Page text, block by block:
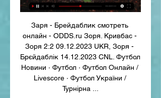
Заря - Брейдаблик смотреть
онлайн - ODDS.ru Зоря. Кривбас -
Зоря 2:2 09.12.2023 UKR, Зоря -
Брєйдаблік 14.12.2023 CNL. Футбол
Новини · Футбол · Футбол Онлайн /
Livescore · Футбол України /
Турнірна ...